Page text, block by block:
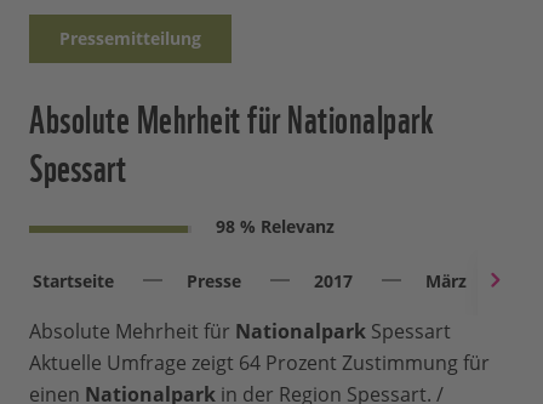
Pressemitteilung
Absolute Mehrheit für Nationalpark
Spessart
98 % Relevanz
Startseite Presse 2017 März
Absolute Mehrheit für Nationalpark Spessart
Aktuelle Umfrage zeigt 64 Prozent Zustimmung für
einen Nationalpark in der Region Spessart. /